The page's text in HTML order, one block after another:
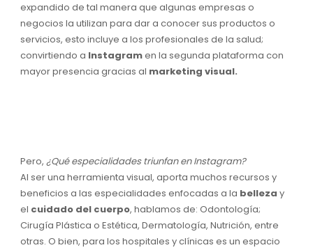
expandido de tal manera que algunas empresas o
negocios la utilizan para dar a conocer sus productos o
servicios, esto incluye a los profesionales de la salud;
convirtiendo a Instagramen la segunda plataforma con
mayor presencia gracias al marketing visual.
Pero, ¿Qué especialidades triunfan en Instagram?
Al ser una herramienta visual, aporta muchos recursos y
beneficios a las especialidades enfocadas a la belleza y
el cuidado del cuerpo, hablamos de: Odontología;
Cirugía Plástica o Estética, Dermatología, Nutrición, entre
otras. O bien, para los hospitales y clínicas es un espacio